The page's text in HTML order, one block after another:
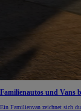
Familienautos und Vans
Ein Familienvan zeichnet sich